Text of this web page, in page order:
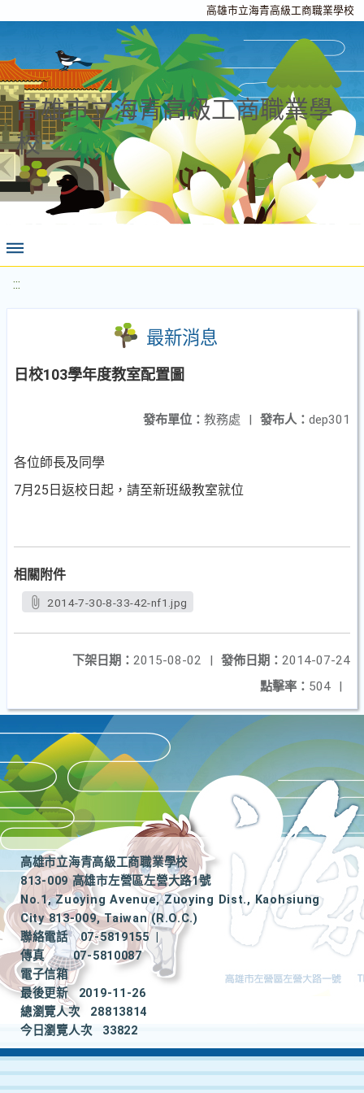
高雄市立海青高級工商職業學校
高雄市立海青高級工商職業學
校
:::
最新消息
日校103學年度教室配置圖
發布人： dep301
發布單位： 教務處 |
各位師長及同學
7月25日返校日起，請至新班級教室就位
相關附件
2014-7-30-8-33-42-nf1.jpg
發佈日期： 2014-07-24
下架日期： 2015-08-02
|
點擊率： 504 |
高雄市立海青高級工商職業學校
813-009 高雄市左營區左營大路1號
No.1, Zuoying Avenue, Zuoying Dist., Kaohsiung
City 813-009, Taiwan (R.O.C.)
聯絡電話
07-5819155
|
傳真
07-5810087
電子信箱
最後更新
2019-11-26
總瀏覽人次
28813814
今日瀏覽人次
33822